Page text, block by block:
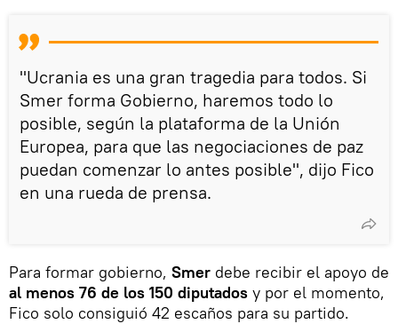
"Ucrania es una gran tragedia para todos. Si
Smer forma Gobierno, haremos todo lo
posible, según la plataforma de la Unión
Europea, para que las negociaciones de paz
puedan comenzar lo antes posible", dijo Fico
en una rueda de prensa.
Para formar gobierno, Smer debe recibir el apoyo de
al menos 76 de los 150 diputados y por el momento,
Fico solo consiguió 42 escaños para su partido.